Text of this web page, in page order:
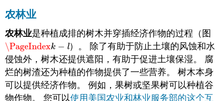
农林业
农林业是种植成排的树木并穿插经济作物的过程（图
\PageIndexk − l
\PageIndexk−l
）。 除了有助于防止土壤的风蚀和水
侵蚀外，树木还提供遮阳，有助于促进土壤保湿。 腐
烂的树渣还为种植的作物提供了一些营养。 树木本身
可以提供经济作物。 例如，果树或坚果树可以种植谷
物作物。 您可以使用美国农业和林业服务部的这个互